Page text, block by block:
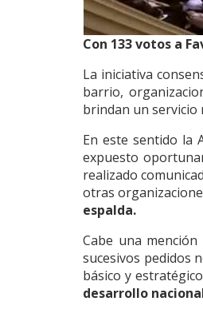
Con 133 votos a
La iniciativa
barrio,
brindan un servicio
En este sentido la
expuesto
realizado
otras
espalda.
Cabe una
sucesivos pedidos
básico y
desarrollo